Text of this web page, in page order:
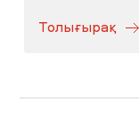
Толығырақ